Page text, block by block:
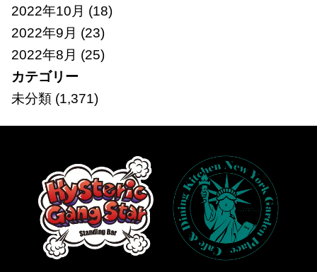
2022年10月 (18)
2022年9月 (23)
2022年8月 (25)
カテゴリー
未分類(1,371)